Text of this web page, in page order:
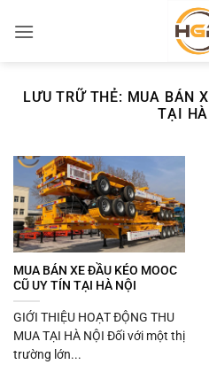
qua
LƯU TRỮ THẺ: MUA BÁN
TẠI
MUA BÁN XE ĐẦU KÉO MOOC
CŨ UY TÍN TẠI HÀ NỘI
GIỚI THIỆU HOẠT ĐỘNG THU
MUA TẠI HÀ NỘI Đối với một thị
trường lớn...